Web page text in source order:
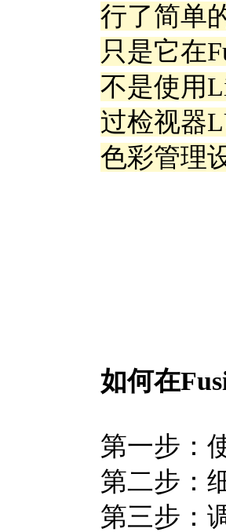
行了简单
只是它在
不是使用
过检视器
色彩管理
如何在
第一步：
第二步：
第三步：